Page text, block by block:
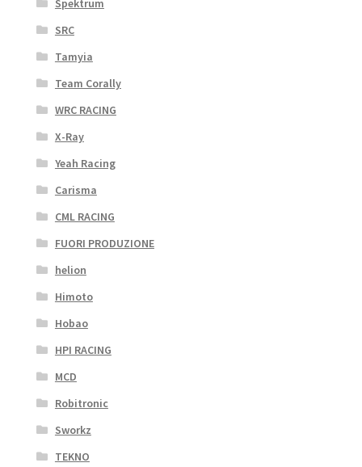
Spektrum
SRC
Tamyia
Team Corally
WRC RACING
X-Ray
Yeah Racing
Carisma
CML RACING
FUORI PRODUZIONE
helion
Himoto
Hobao
HPI RACING
MCD
Robitronic
Sworkz
TEKNO